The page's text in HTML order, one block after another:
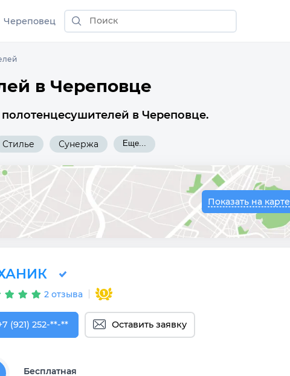
Череповец
в Череповце
в Череповце.
Стилье Сунержа Еще...
Показать на карте
2 отзыва
(921) 252-83-68
(921) 252-**-** Оставить заявку
Бесплатная